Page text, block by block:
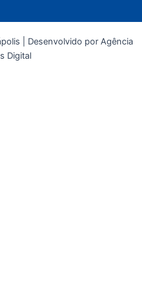
| Desenvolvido por Agência
Digital